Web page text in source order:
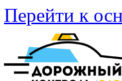
Перейти к